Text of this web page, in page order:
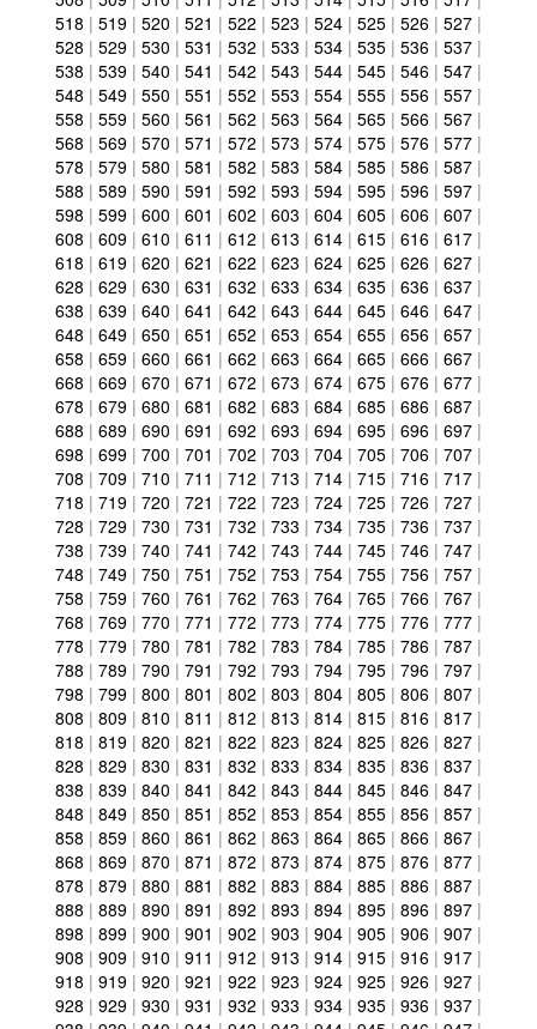
518 | 519 | 520 | 521 | 522 | 523 | 524 | 525 | 526 | 527 |
528 | 529 | 530 | 531 | 532 | 533 | 534 | 535 | 536 | 537 |
538 | 539 | 540 | 541 | 542 | 543 | 544 | 545 | 546 | 547 |
548 | 549 | 550 | 551 | 552 | 553 | 554 | 555 | 556 | 557 |
558 | 559 | 560 | 561 | 562 | 563 | 564 | 565 | 566 | 567 |
568 | 569 | 570 | 571 | 572 | 573 | 574 | 575 | 576 | 577 |
578 | 579 | 580 | 581 | 582 | 583 | 584 | 585 | 586 | 587 |
588 | 589 | 590 | 591 | 592 | 593 | 594 | 595 | 596 | 597 |
598 | 599 | 600 | 601 | 602 | 603 | 604 | 605 | 606 | 607 |
608 | 609 | 610 | 611 | 612 | 613 | 614 | 615 | 616 | 617 |
618 | 619 | 620 | 621 | 622 | 623 | 624 | 625 | 626 | 627 |
628 | 629 | 630 | 631 | 632 | 633 | 634 | 635 | 636 | 637 |
638 | 639 | 640 | 641 | 642 | 643 | 644 | 645 | 646 | 647 |
648 | 649 | 650 | 651 | 652 | 653 | 654 | 655 | 656 | 657 |
658 | 659 | 660 | 661 | 662 | 663 | 664 | 665 | 666 | 667 |
668 | 669 | 670 | 671 | 672 | 673 | 674 | 675 | 676 | 677 |
678 | 679 | 680 | 681 | 682 | 683 | 684 | 685 | 686 | 687 |
688 | 689 | 690 | 691 | 692 | 693 | 694 | 695 | 696 | 697 |
698 | 699 | 700 | 701 | 702 | 703 | 704 | 705 | 706 | 707 |
708 | 709 | 710 | 711 | 712 | 713 | 714 | 715 | 716 | 717 |
718 | 719 | 720 | 721 | 722 | 723 | 724 | 725 | 726 | 727 |
728 | 729 | 730 | 731 | 732 | 733 | 734 | 735 | 736 | 737 |
738 | 739 | 740 | 741 | 742 | 743 | 744 | 745 | 746 | 747 |
748 | 749 | 750 | 751 | 752 | 753 | 754 | 755 | 756 | 757 |
758 | 759 | 760 | 761 | 762 | 763 | 764 | 765 | 766 | 767 |
768 | 769 | 770 | 771 | 772 | 773 | 774 | 775 | 776 | 777 |
778 | 779 | 780 | 781 | 782 | 783 | 784 | 785 | 786 | 787 |
788 | 789 | 790 | 791 | 792 | 793 | 794 | 795 | 796 | 797 |
798 | 799 | 800 | 801 | 802 | 803 | 804 | 805 | 806 | 807 |
808 | 809 | 810 | 811 | 812 | 813 | 814 | 815 | 816 | 817 |
818 | 819 | 820 | 821 | 822 | 823 | 824 | 825 | 826 | 827 |
828 | 829 | 830 | 831 | 832 | 833 | 834 | 835 | 836 | 837 |
838 | 839 | 840 | 841 | 842 | 843 | 844 | 845 | 846 | 847 |
848 | 849 | 850 | 851 | 852 | 853 | 854 | 855 | 856 | 857 |
858 | 859 | 860 | 861 | 862 | 863 | 864 | 865 | 866 | 867 |
868 | 869 | 870 | 871 | 872 | 873 | 874 | 875 | 876 | 877 |
878 | 879 | 880 | 881 | 882 | 883 | 884 | 885 | 886 | 887 |
888 | 889 | 890 | 891 | 892 | 893 | 894 | 895 | 896 | 897 |
898 | 899 | 900 | 901 | 902 | 903 | 904 | 905 | 906 | 907 |
908 | 909 | 910 | 911 | 912 | 913 | 914 | 915 | 916 | 917 |
918 | 919 | 920 | 921 | 922 | 923 | 924 | 925 | 926 | 927 |
928 | 929 | 930 | 931 | 932 | 933 | 934 | 935 | 936 | 937 |